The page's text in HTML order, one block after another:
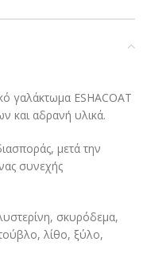
γαλάκτωμα ESHACOAT
και αδρανή υλικά.
μετά την
συνεχής
σκυρόδεμα,
λίθο, ξύλο,